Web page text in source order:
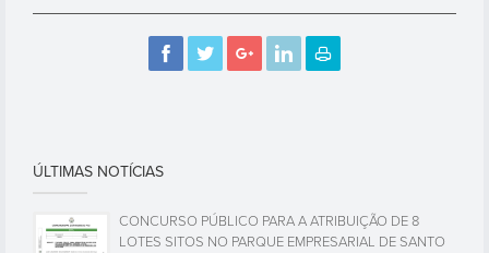
ÚLTIMAS NOTÍCIAS
CONCURSO PÚBLICO PARA A ATRIBUIÇÃO DE 8
LOTES SITOS NO PARQUE EMPRESARIAL DE SANTO